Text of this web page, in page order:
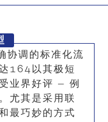
协调的标准化流
164以其极短
业界好评 – 例
尤其是采用联
最巧妙的方式